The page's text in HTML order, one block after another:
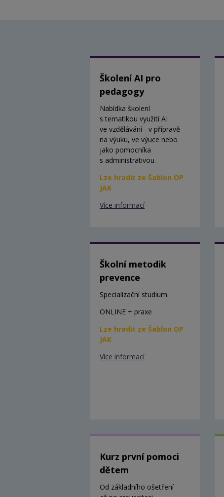
Školení AI pro
pedagogy
Nabídka školení
s tematikou využití AI
ve vzdělávání - v přípravě
na výuku, ve výuce nebo
jako pomocníka
s administrativou.
Lze hradit ze Šablon OP
JAK
Více informací
Školní metodik
prevence
Specializační studium
ONLINE + praxe
Lze hradit ze Šablon OP
JAK
Více informací
Kurz první pomoci
dětem
Od základního ošetření